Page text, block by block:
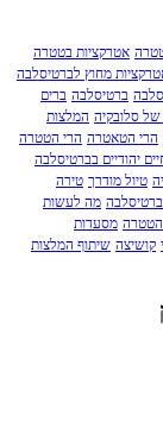
אטרקציות בטטרה
מחוץ לברטיסלבה
ברטיסלבה ברים
של סלובקיה המלצות
הרי הטאטרה הרי הטטרה
יהודיים בברטיסלבה
טיול מודרך טירה
מה לעשות
הטטרה מסעדות
קושיצה שיתוף המלצות